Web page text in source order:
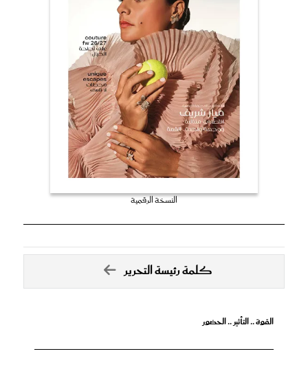
النسخة الرقمية
كلمة رئيسة التحرير
القوة .. التأثير .. الحضور